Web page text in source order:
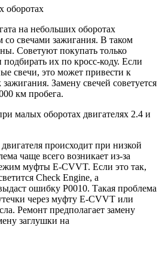
оборотах
на небольших оборотах
со свечами зажигания. В таком
Советуют покупать только
их по кросс-коду. Если
свечи, это может привести к
Замену свечей советуется
км пробега.
малых оборотах двигателях 2.4 и
происходит при низкой
чаще всего возникает из-за
муфты E-CVVT. Если это так,
Check Engine, а
ошибку P0010. Такая проблема
через муфту E-CVVT или
Ремонт предполагает замену
заглушки на